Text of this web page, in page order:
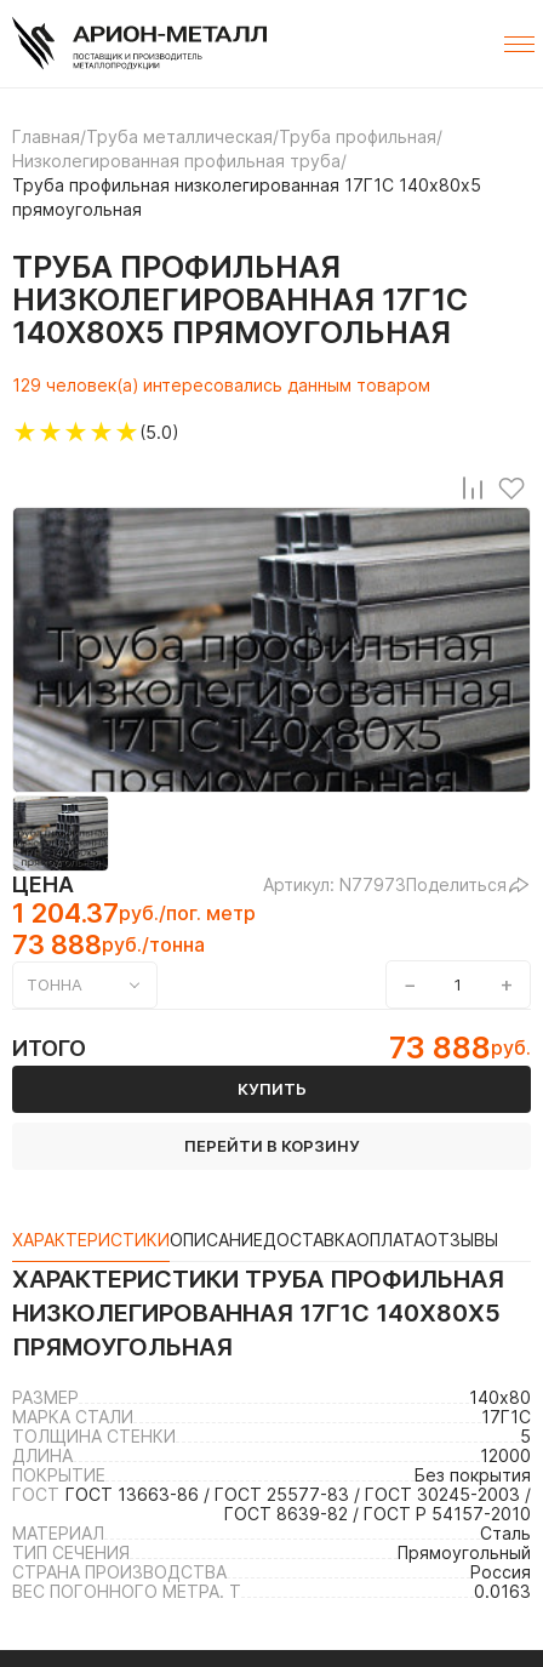
Главная/Труба металлическая/Труба профильная/
Низколегированная профильная труба/
Труба профильная низколегированная 17Г1С 140х80х5
прямоугольная
ТРУБА ПРОФИЛЬНАЯ
НИЗКОЛЕГИРОВАННАЯ 17Г1С
140Х80Х5 ПРЯМОУГОЛЬНАЯ
129 человек(а) интересовались данным товаром
★★★★★(5.0)
ЦЕНА Артикул: N77973Поделиться
1 204.37руб./пог. метр
73 888руб./тонна
ТОННА − +
ИТОГО 73 888руб.
КУПИТЬ
ПЕРЕЙТИ В КОРЗИНУ
ХАРАКТЕРИСТИКИОПИСАНИЕДОСТАВКАОПЛАТАОТЗЫВЫ
ХАРАКТЕРИСТИКИ ТРУБА ПРОФИЛЬНАЯ
НИЗКОЛЕГИРОВАННАЯ 17Г1С 140Х80Х5
ПРЯМОУГОЛЬНАЯ
РАЗМЕР
140х80
МАРКА СТАЛИ
17Г1С
ТОЛЩИНА СТЕНКИ
5
ДЛИНА
12000
ПОКРЫТИЕ
Без покрытия
ГОСТ ГОСТ 13663-86 / ГОСТ 25577-83 / ГОСТ 30245-2003 /
ГОСТ 8639-82 / ГОСТ Р 54157-2010
МАТЕРИАЛ
Сталь
ТИП СЕЧЕНИЯ
Прямоугольный
СТРАНА ПРОИЗВОДСТВА
Россия
ВЕС ПОГОННОГО МЕТРА. Т
0.0163